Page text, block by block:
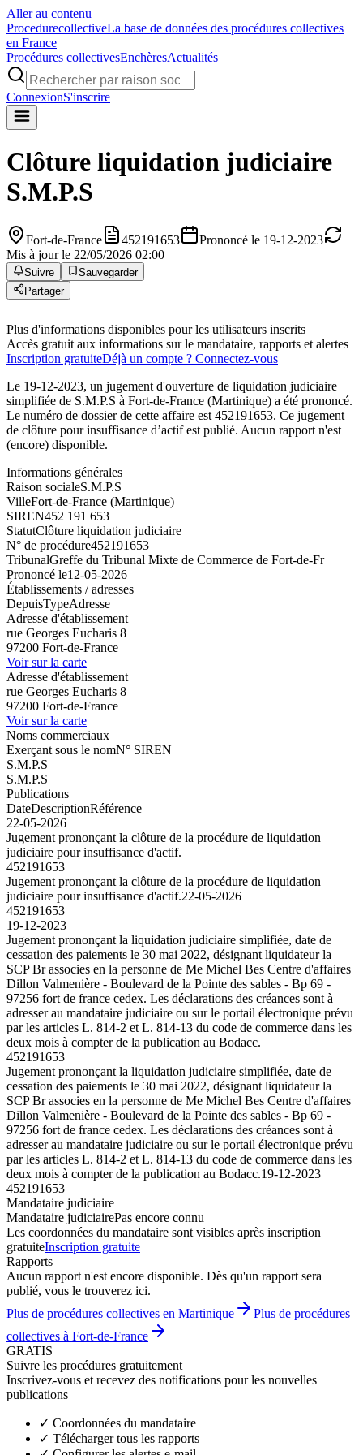
Aller au contenu
ProcedurecollectiveLa base de données des procédures collectives
en France
Procédures collectivesEnchèresActualités
ConnexionS'inscrire
Clôture liquidation judiciaire
S.M.P.S
Fort-de-France 452191653
Prononcé le 19-12-2023
Mis à jour le 22/05/2026 02:00
Suivre
Sauvegarder
Partager
Plus d'informations disponibles pour les utilisateurs inscrits
Accès gratuit aux informations sur le mandataire, rapports et alertes
Inscription gratuiteDéjà un compte ? Connectez-vous
Le 19-12-2023, un jugement d'ouverture de liquidation judiciaire
simplifiée de S.M.P.S à Fort-de-France (Martinique) a été prononcé.
Le numéro de dossier de cette affaire est 452191653. Ce jugement
de clôture pour insuffisance d’actif est publié. Aucun rapport n'est
(encore) disponible.
Informations générales
Raison socialeS.M.P.S
VilleFort-de-France (Martinique)
SIREN452 191 653
StatutClôture liquidation judiciaire
N° de procédure452191653
TribunalGreffe du Tribunal Mixte de Commerce de Fort-de-Fr
Prononcé le12-05-2026
Établissements / adresses
DepuisTypeAdresse
Adresse d'établissement
rue Georges Eucharis 8
97200 Fort-de-France
Voir sur la carte
Adresse d'établissement
rue Georges Eucharis 8
97200 Fort-de-France
Voir sur la carte
Noms commerciaux
Exerçant sous le nomN° SIREN
S.M.P.S
S.M.P.S
Publications
DateDescriptionRéférence
22-05-2026
Jugement prononçant la clôture de la procédure de liquidation
judiciaire pour insuffisance d'actif.
452191653
Jugement prononçant la clôture de la procédure de liquidation
judiciaire pour insuffisance d'actif.22-05-2026
452191653
19-12-2023
Jugement prononçant la liquidation judiciaire simplifiée, date de
cessation des paiements le 30 mai 2022, désignant liquidateur la
SCP Br associes en la personne de Me Michel Bes Centre d'affaires
Dillon Valmenière - Boulevard de la Pointe des sables - Bp 69 -
97256 fort de france cedex. Les déclarations des créances sont à
adresser au mandataire judiciaire ou sur le portail électronique prévu
par les articles L. 814-2 et L. 814-13 du code de commerce dans les
deux mois à compter de la publication au Bodacc.
452191653
Jugement prononçant la liquidation judiciaire simplifiée, date de
cessation des paiements le 30 mai 2022, désignant liquidateur la
SCP Br associes en la personne de Me Michel Bes Centre d'affaires
Dillon Valmenière - Boulevard de la Pointe des sables - Bp 69 -
97256 fort de france cedex. Les déclarations des créances sont à
adresser au mandataire judiciaire ou sur le portail électronique prévu
par les articles L. 814-2 et L. 814-13 du code de commerce dans les
deux mois à compter de la publication au Bodacc.19-12-2023
452191653
Mandataire judiciaire
Mandataire judiciairePas encore connu
Les coordonnées du mandataire sont visibles après inscription
gratuiteInscription gratuite
Rapports
Aucun rapport n'est encore disponible. Dès qu'un rapport sera
publié, vous le trouverez ici.
Plus de procédures collectives en Martinique
Plus de procédures
collectives à Fort-de-France
GRATIS
Suivre les procédures gratuitement
Inscrivez-vous et recevez des notifications pour les nouvelles
publications
✓ Coordonnées du mandataire
✓ Télécharger tous les rapports